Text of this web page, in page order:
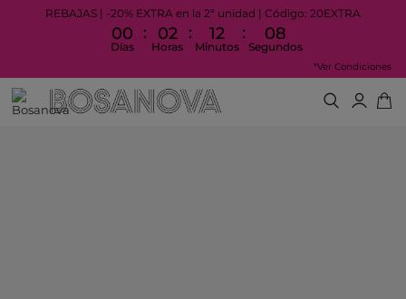
REBAJAS | -20% EXTRA en la 2ª unidad | Código: 20EXTRA
00
Días
: 02
Horas
: 12
Minutos
: 08
Segundos
*Ver Condiciones